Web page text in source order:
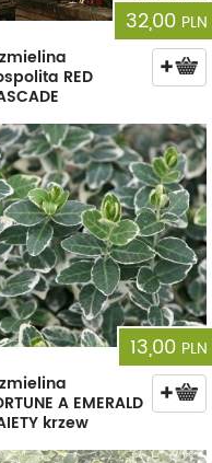
32,00 PLN
RED
13,00 PLN
A EMERALD
krzew